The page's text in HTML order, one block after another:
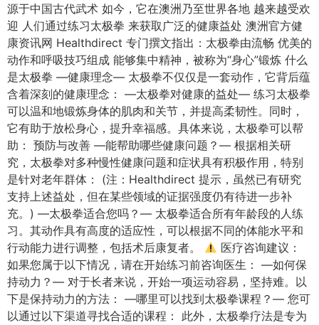
源于中国古代武术 如今，它在澳洲乃至世界各地 越来越受欢
迎 人们通过练习太极拳 来获取广泛的健康益处 澳洲官方健
康资讯网 Healthdirect 专门撰文指出：太极拳由流畅 优美的
动作和呼吸技巧组成 能够集中精神，被称为“身心”锻炼 什么
是太极拳 —健康理念— 太极拳不仅仅是一套动作，它背后蕴
含着深刻的健康理念： —太极拳对健康的益处— 练习太极拳
可以温和地锻炼身体的肌肉和关节，并提高柔韧性。同时，
它有助于放松身心，提升幸福感。具体来说，太极拳可以帮
助： 预防与改善 —能帮助哪些健康问题？— 根据相关研
究，太极拳对多种慢性健康问题和症状具有积极作用，特别
是针对老年群体： (注：Healthdirect 提示，虽然已有研究
支持上述益处，但在某些领域的证据强度仍有待进一步补
充。) —太极拳适合您吗？— 太极拳适合所有年龄段的人练
习。其动作具有高度的适应性，可以根据不同的体能水平和
行动能力进行调整，包括术后康复者。
医疗咨询建议：
如果您属于以下情况，请在开始练习前咨询医生： —如何保
持动力？— 对于长者来说，开始一项运动容易，坚持难。以
下是保持动力的方法： —哪里可以找到太极拳课程？— 您可
以通过以下渠道寻找合适的课程： 此外，太极拳疗法是专为